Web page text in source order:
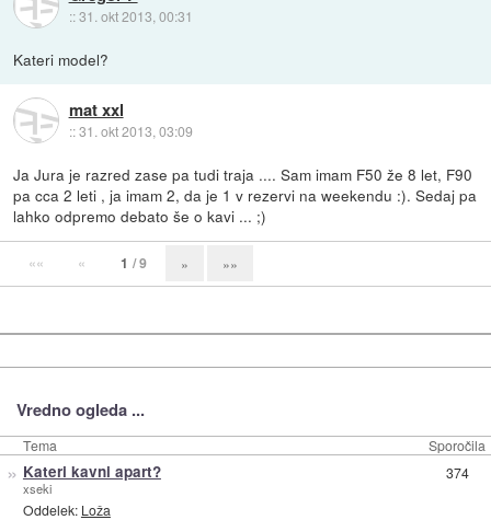
::31. okt 2013, 00:31
Kateri model?
mat xxl
::31. okt 2013, 03:09
Ja Jura je razred zase pa tudi traja .... Sam imam F50 že 8 let, F90
pa cca 2 leti , ja imam 2, da je 1 v rezervi na weekendu :). Sedaj pa
lahko odpremo debato še o kavi ... ;)
«« « 1 / 9 » »»
Vredno ogleda ...
Tema Sporočila
» Kateri kavni apart?
xseki
Oddelek: Loža
374